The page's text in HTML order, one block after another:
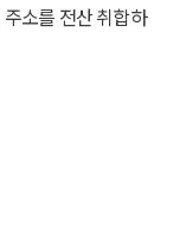
소를 전산 취합하